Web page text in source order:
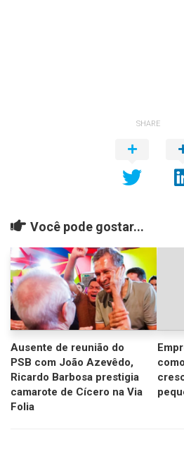
SHARE
Você pode gostar...
Ausente de reunião do
PSB com João Azevêdo,
Ricardo Barbosa prestigia
camarote de Cícero na Via
Folia